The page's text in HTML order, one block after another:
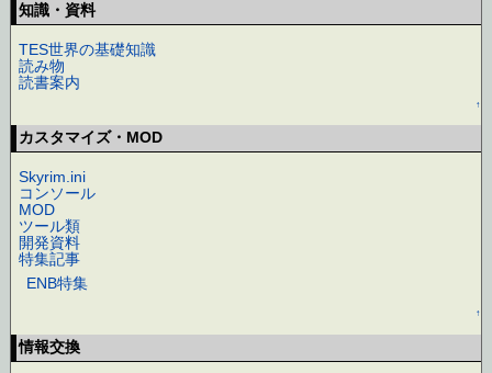
知識・資料
TES世界の基礎知識
読み物
読書案内
↑
カスタマイズ・MOD
Skyrim.ini
コンソール
MOD
ツール類
開発資料
特集記事
ENB特集
↑
情報交換